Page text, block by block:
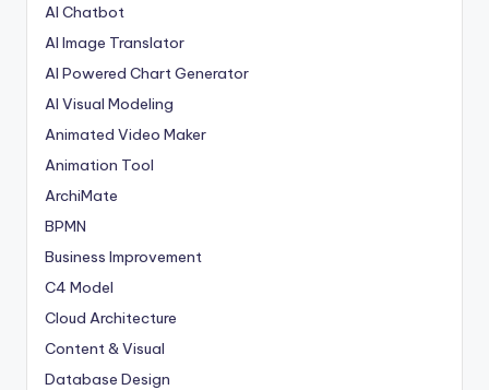
AI Chatbot
AI Image Translator
AI Powered Chart Generator
AI Visual Modeling
Animated Video Maker
Animation Tool
ArchiMate
BPMN
Business Improvement
C4 Model
Cloud Architecture
Content & Visual
Database Design